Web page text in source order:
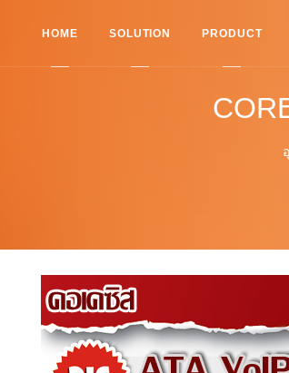
HOME SOLUTION PRODUCT